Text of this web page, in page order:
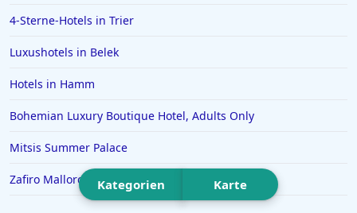
Hotels in Sizilien
Hotels in Tirol
Hotels in Ratzeburg
Hotels in Valencia
Kategorien Karte
4-Sterne-Hotels in Trier
Luxushotels in Belek
Hotels in Hamm
Bohemian Luxury Boutique Hotel, Adults Only
Mitsis Summer Palace
Zafiro Mallorca & Spa